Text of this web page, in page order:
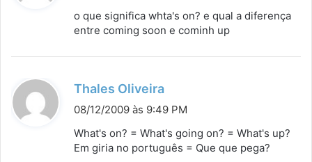
s
o que significa whta's on? e qual a diferença
entre coming soon e cominh up
Thales Oliveira
i
s
08/12/2009 às 9:49 PM
What's on? = What's going on? = What's up?
Em giria no português = Que que pega?